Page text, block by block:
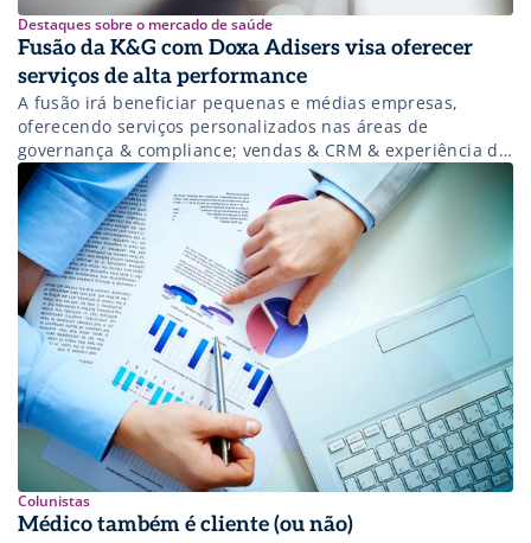
Destaques sobre o mercado de saúde
Fusão da K&G com Doxa Adisers visa oferecer
serviços de alta performance
A fusão irá beneficiar pequenas e médias empresas,
oferecendo serviços personalizados nas áreas de
governança & compliance; vendas & CRM & experiência do
cliente, e projetos de TI
Colunistas
Médico também é cliente (ou não)